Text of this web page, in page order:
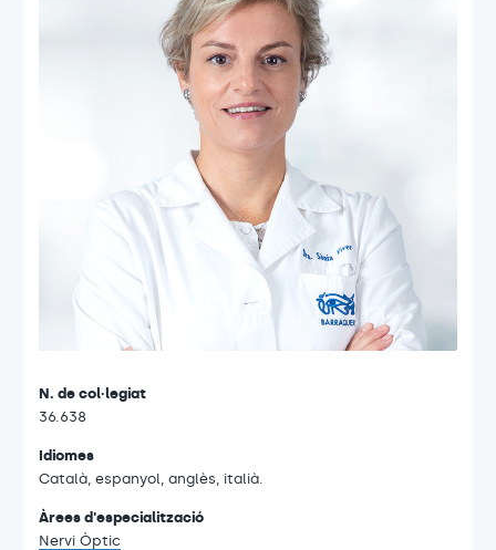
N. de col·legiat
36.638
Idiomes
Català, espanyol, anglès, italià.
Àrees d'especialització
Nervi Òptic